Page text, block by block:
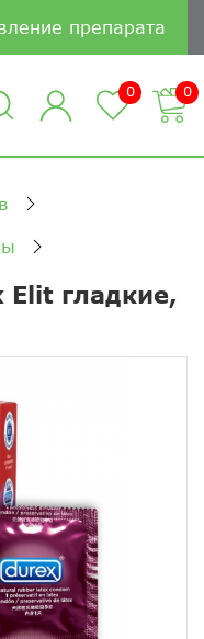
препарата
0 0
Elit гладкие,